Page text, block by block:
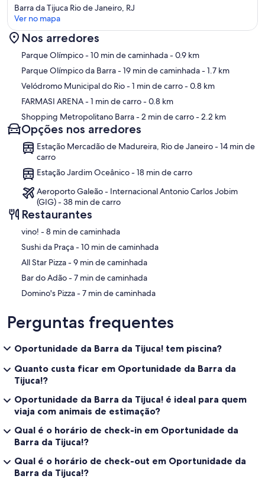
Mapa
Barra da Tijuca Rio de Janeiro, RJ
Ver no mapa
Nos arredores
Parque Olímpico- 10 min de caminhada- 0.9 km
Parque Olímpico da Barra- 19 min de caminhada- 1.7 km
Velódromo Municipal do Rio- 1 min de carro- 0.8 km
FARMASI ARENA- 1 min de carro- 0.8 km
Shopping Metropolitano Barra- 2 min de carro- 2.2 km
Opções nos arredores
Estação Mercadão de Madureira, Rio de Janeiro - 14 min de
carro
Estação Jardim Oceânico - 18 min de carro
Aeroporto Galeão - Internacional Antonio Carlos Jobim
(GIG) - 38 min de carro
Restaurantes
‪vino! - ‬8 min de caminhada
‪Sushi da Praça - ‬10 min de caminhada
‪All Star Pizza - ‬9 min de caminhada
‪Bar do Adão - ‬7 min de caminhada
‪Domino's Pizza - ‬7 min de caminhada
Perguntas frequentes
Oportunidade da Barra da Tijuca! tem piscina?
Quanto custa ficar em Oportunidade da Barra da
Tijuca!?
Oportunidade da Barra da Tijuca! é ideal para quem
viaja com animais de estimação?
Qual é o horário de check-in em Oportunidade da
Barra da Tijuca!?
Qual é o horário de check-out em Oportunidade da
Barra da Tijuca!?